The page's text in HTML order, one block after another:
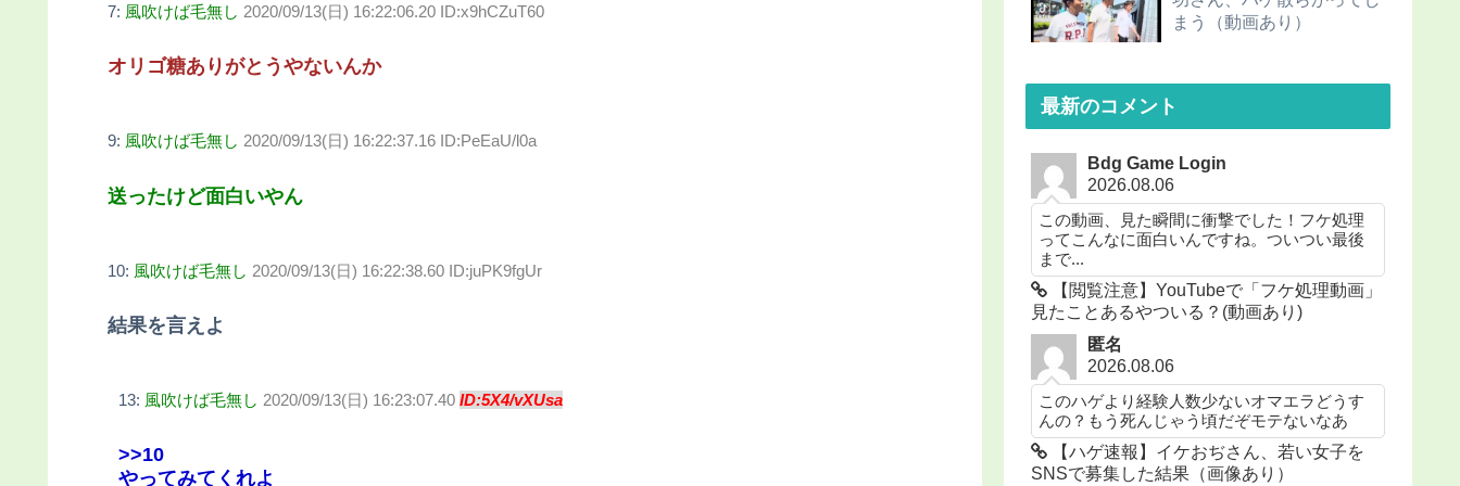
7: 風吹けば毛無し 2020/09/13(日) 16:22:06.20 ID:x9hCZuT60
オリゴ糖ありがとうやないんか
9: 風吹けば毛無し 2020/09/13(日) 16:22:37.16 ID:PeEaU/l0a
送ったけど面白いやん
10: 風吹けば毛無し 2020/09/13(日) 16:22:38.60 ID:juPK9fgUr
結果を言えよ
13: 風吹けば毛無し 2020/09/13(日) 16:23:07.40 ID:5X4/vXUsa
>>10
やってみてくれよ
まう（動画あり）
最新のコメント
Bdg Game Login
2026.08.06
この動画、見た瞬間に衝撃でした！フケ処理
ってこんなに面白いんですね。ついつい最後
まで...
【閲覧注意】YouTubeで「フケ処理動画」
見たことあるやついる？(動画あり)
匿名
2026.08.06
このハゲより経験人数少ないオマエラどうす
んの？もう死んじゃう頃だぞモテないなあ
【ハゲ速報】イケおぢさん、若い女子を
SNSで募集した結果（画像あり）